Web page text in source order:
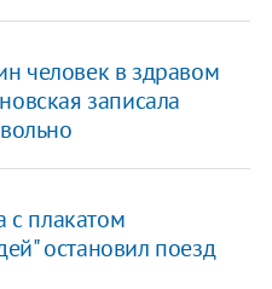
человек в здравом
записала
плакатом
остановил поезд